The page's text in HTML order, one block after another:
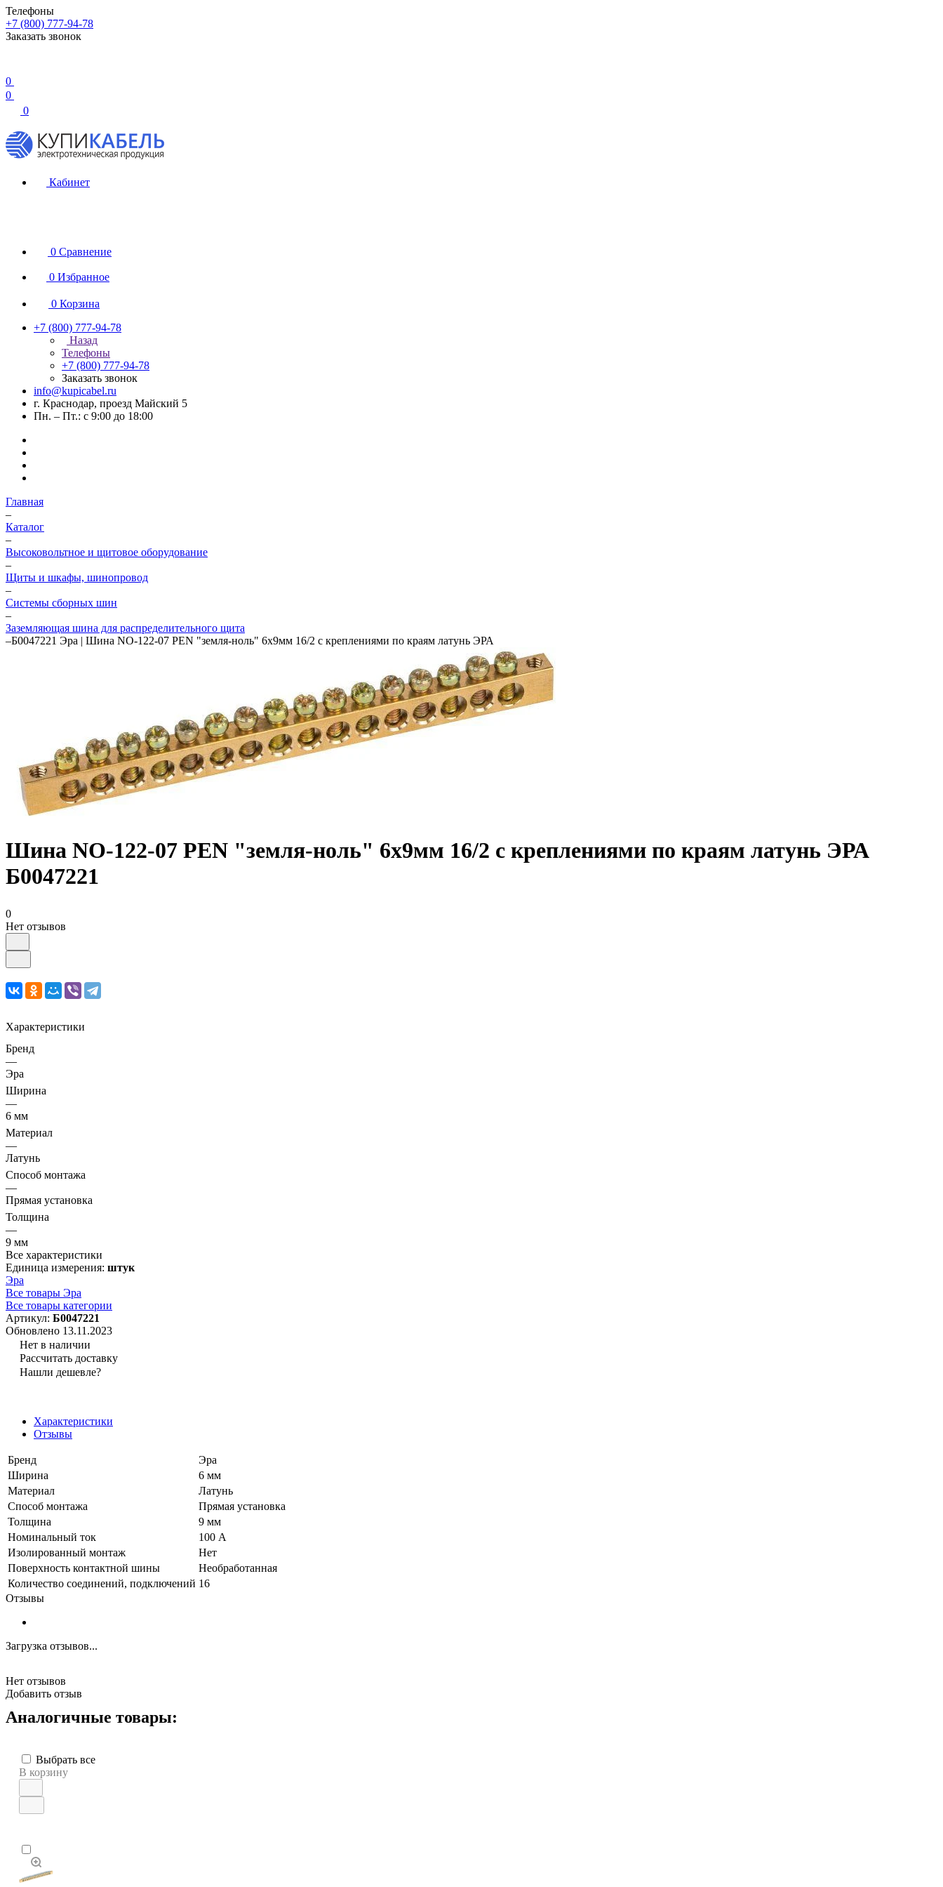
Телефоны
+7 (800) 777-94-78
Заказать звонок
0
0
0
Кабинет
0 Сравнение
0 Избранное
0 Корзина
+7 (800) 777-94-78
Назад
Телефоны
+7 (800) 777-94-78
Заказать звонок
info@kupicabel.ru
г. Краснодар, проезд Майский 5
Пн. – Пт.: с 9:00 до 18:00
Главная
–
Каталог
–
Высоковольтное и щитовое оборудование
–
Щиты и шкафы, шинопровод
–
Системы сборных шин
–
Заземляющая шина для распределительного щита
–Б0047221 Эра | Шина NO-122-07 PEN "земля-ноль" 6х9мм 16/2 с креплениями по краям латунь ЭРА
Шина NO-122-07 PEN "земля-ноль" 6х9мм 16/2 с креплениями по краям латунь ЭРА
Б0047221
0
Нет отзывов
Характеристики
Бренд
—
Эра
Ширина
—
6 мм
Материал
—
Латунь
Способ монтажа
—
Прямая установка
Толщина
—
9 мм
Все характеристики
Единица измерения: штук
Эра
Все товары Эра
Все товары категории
Артикул: Б0047221
Обновлено 13.11.2023
Нет в наличии
Рассчитать доставку
Нашли дешевле?
Характеристики
Отзывы
Бренд
Эра
Ширина
6 мм
Материал
Латунь
Способ монтажа
Прямая установка
Толщина
9 мм
Номинальный ток
100 А
Изолированный монтаж
Нет
Поверхность контактной шины
Необработанная
Количество соединений, подключений 16
Отзывы
Загрузка отзывов...
Нет отзывов
Добавить отзыв
Аналогичные товары:
Выбрать все
В корзину